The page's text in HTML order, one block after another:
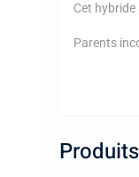
Cet
Parents